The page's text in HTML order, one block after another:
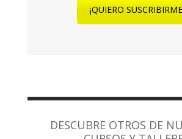
¡QUIERO
DESCUBRE OTROS DE